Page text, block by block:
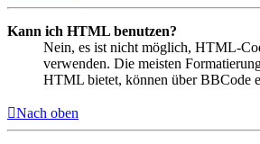
Kann ich HTML benutzen?
Nein, es ist nicht möglich, HTML-
verwenden. Die meisten
HTML bietet, können über BBCode
Nach oben